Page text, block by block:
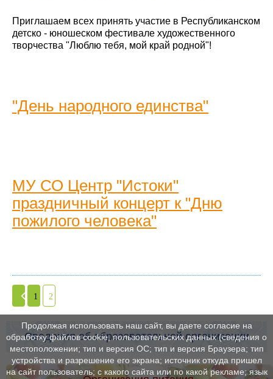
Приглашаем всех принять участие в Республиканском
детско - юношеском фестивале художественного
творчества "Люблю тебя, мой край родной"!
"День народного единства"
МУ СО Центр "Истоки"
праздничный концерт к "Дню
пожилого человека"
1 2
Сведения об образовательной организации
Продолжая использовать наш сайт, вы даете согласие на
обработку файлов cookie, пользовательских данных (сведения о
местоположении; тип и версия ОС; тип и версия Браузера; тип
устройства и разрешение его экрана; источник откуда пришел
на сайт пользователь; с какого сайта или по какой рекламе; язык